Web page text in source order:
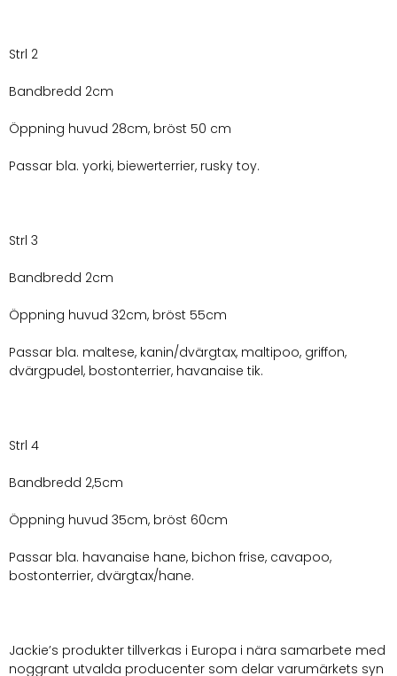
Strl 2
Bandbredd 2cm
Öppning huvud 28cm, bröst 50 cm
Passar bla. yorki, biewerterrier, rusky toy.
Strl 3
Bandbredd 2cm
Öppning huvud 32cm, bröst 55cm
Passar bla. maltese, kanin/dvärgtax, maltipoo, griffon,
dvärgpudel, bostonterrier, havanaise tik.
Strl 4
Bandbredd 2,5cm
Öppning huvud 35cm, bröst 60cm
Passar bla. havanaise hane, bichon frise, cavapoo,
bostonterrier, dvärgtax/hane.
Jackie’s produkter tillverkas i Europa i nära samarbete med
noggrant utvalda producenter som delar varumärkets syn